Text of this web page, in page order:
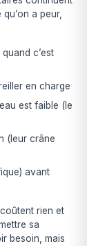
a peur,
c’est
en charge
est faible (le
(leur crâne
avant
rien et
sa
besoin, mais